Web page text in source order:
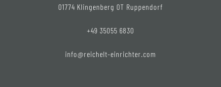
01774 Klingenberg OT Ruppendorf
+49 35055 6830
info@reichelt-einrichter.com